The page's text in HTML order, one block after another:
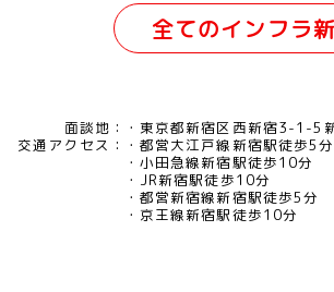
全てのインフラ
面談地：
東京都新宿区西新宿3-1-5
交通アクセス：
都営大江戸線新宿駅徒歩5分
小田急線新宿駅徒歩10分
JR新宿駅徒歩10分
都営新宿線新宿駅徒歩5分
京王線新宿駅徒歩10分